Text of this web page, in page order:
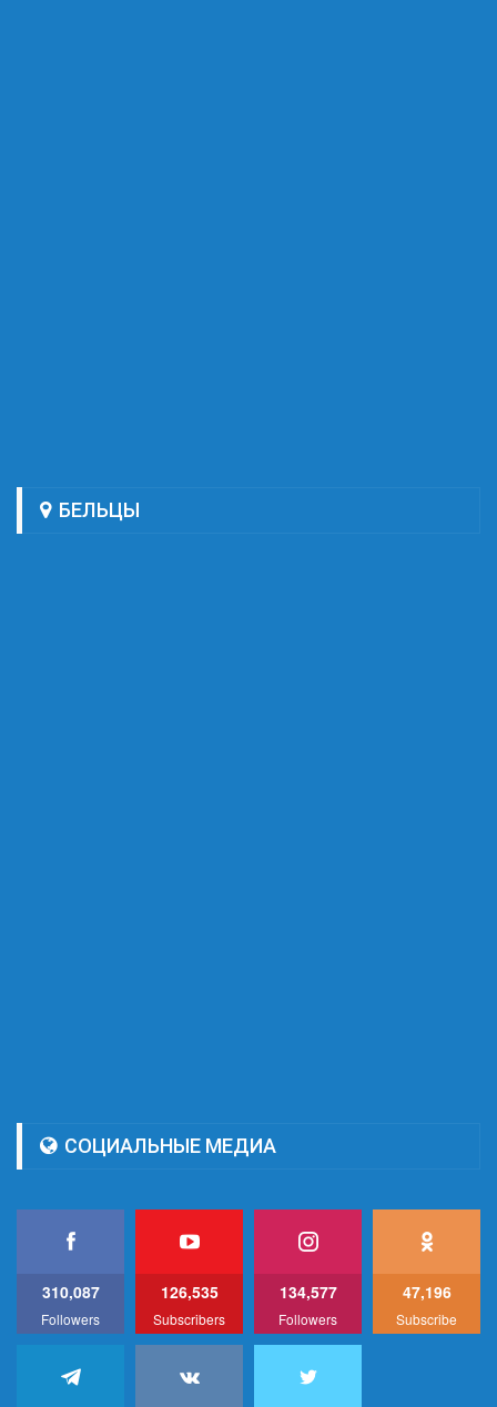
БЕЛЬЦЫ
СОЦИАЛЬНЫЕ МЕДИА
310,087
Followers
126,535
Subscribers
134,577
Followers
47,196
Subscribe